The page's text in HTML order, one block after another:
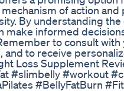
of action
By understanding
make informed
to consult
to receive
Loss Supplement
#slimbelly #workout
#BellyFatBurn